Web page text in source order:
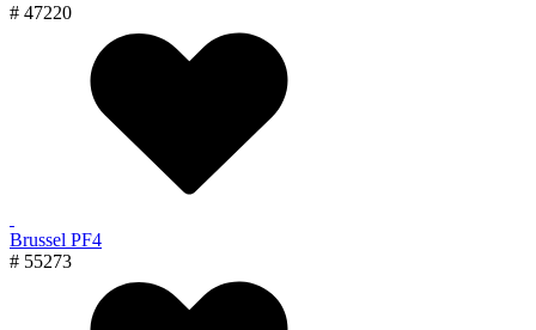
# 47220
Brussel PF4
# 55273